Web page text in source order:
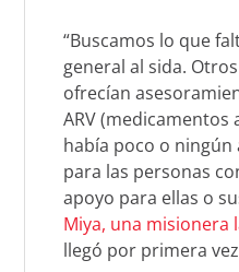
“Buscamos lo que
general al sida.
ofrecían
ARV
había poco o
para las personas
apoyo para ellas o
Miya, una misionera
llegó por primera